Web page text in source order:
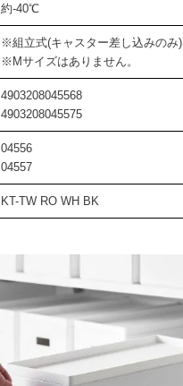
約-40℃
※組立式(キャスター差し込みのみ)
※Mサイズはありません。
4903208045568
4903208045575
04556
04557
KT-TW RO WH BK